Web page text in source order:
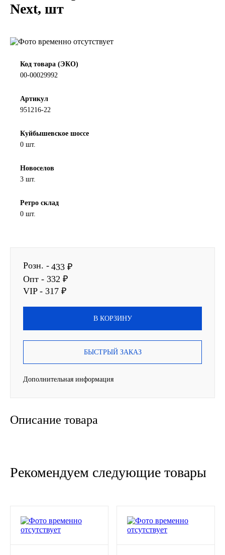
LIQUI MOLY
LUXE
MANNOL
MOTUL
OIL RIGHT
Petro Canada
SHELL
TOTACHI
TOTAL
Valvoline
ZIC
РОСНЕФТЬ
Next, шт
Код товара (ЭКО)
00-00029992
Артикул
951216-22
Куйбышевское шоссе
0 шт.
Новоселов
3 шт.
Ретро склад
0 шт.
Розн. - 433 ₽
Опт - 332 ₽
VIP - 317 ₽
В КОРЗИНУ
БЫСТРЫЙ ЗАКАЗ
Дополнительная информация
Описание товара
Рекомендуем следующие товары